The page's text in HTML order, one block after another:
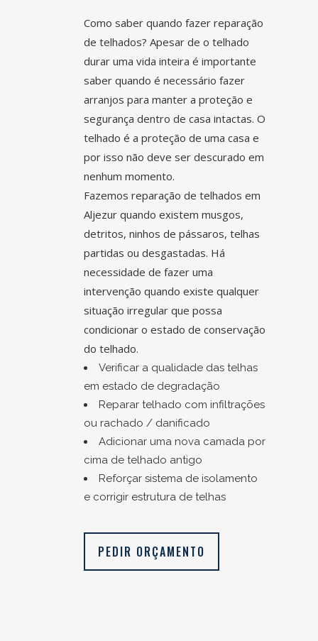
Como saber quando fazer reparação
de telhados? Apesar de o telhado
durar uma vida inteira é importante
saber quando é necessário fazer
arranjos para manter a proteção e
segurança dentro de casa intactas. O
telhado é a proteção de uma casa e
por isso não deve ser descurado em
nenhum momento.
Fazemos reparação de telhados em
Aljezur quando existem musgos,
detritos, ninhos de pássaros, telhas
partidas ou desgastadas. Há
necessidade de fazer uma
intervenção quando existe qualquer
situação irregular que possa
condicionar o estado de conservação
do telhado.
Verificar a qualidade das telhas
em estado de degradação
Reparar telhado com infiltrações
ou rachado / danificado
Adicionar uma nova camada por
cima de telhado antigo
Reforçar sistema de isolamento
e corrigir estrutura de telhas
PEDIR ORÇAMENTO